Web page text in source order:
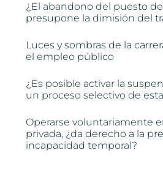
¿El abandono del puesto
presupone la dimisión del
Luces y sombras de la
el empleo público
¿Es posible activar la
un proceso selectivo de
Operarse voluntariamente
privada, ¿da derecho a la
incapacidad temporal?